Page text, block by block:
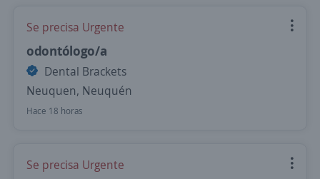
Se precisa Urgente
odontólogo/a
Dental Brackets
Neuquen, Neuquén
Hace 18 horas
Se precisa Urgente